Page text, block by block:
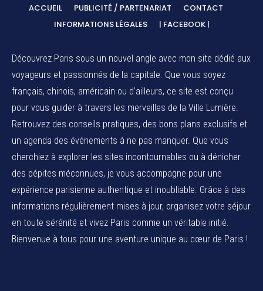
ACCUEIL PUBLICITÉ / PARTENARIAT
CONTACT
INFORMATIONS LÉGALES
| FACEBOOK |
Découvrez Paris sous un nouvel angle avec mon site dédié aux
voyageurs et passionnés de la capitale. Que vous soyez
français, chinois, américain ou d’ailleurs, ce site est conçu
pour vous guider à travers les merveilles de la Ville Lumière.
Retrouvez des conseils pratiques, des bons plans exclusifs et
un agenda des événements à ne pas manquer. Que vous
cherchiez à explorer les sites incontournables ou à dénicher
des pépites méconnues, je vous accompagne pour une
expérience parisienne authentique et inoubliable. Grâce à des
informations régulièrement mises à jour, organisez votre séjour
en toute sérénité et vivez Paris comme un véritable initié.
Bienvenue à tous pour une aventure unique au cœur de Paris !